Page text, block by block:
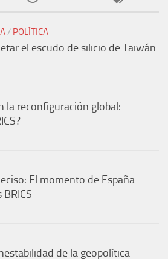
/ POLÍTICA
el escudo de silicio de Taiwán
la reconfiguración global:
El momento de España
de la geopolítica